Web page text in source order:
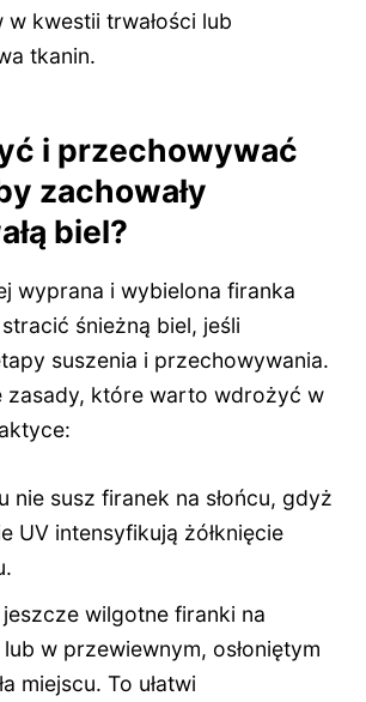
kwestii trwałości lub
tkanin.
i przechowywać
zachowały
biel?
wyprana i wybielona firanka
śnieżną biel, jeśli
suszenia i przechowywania.
zasady, które warto wdrożyć w
nie susz firanek na słońcu, gdyż
UV intensyfikują żółknięcie
jeszcze wilgotne firanki na
w przewiewnym, osłoniętym
miejscu. To ułatwi